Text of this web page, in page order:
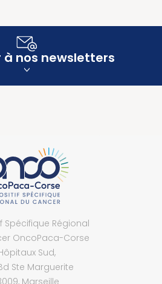
à nos newsletters
Spécifique Régional
OncoPaca-Corse
Sud,
Ste Marguerite